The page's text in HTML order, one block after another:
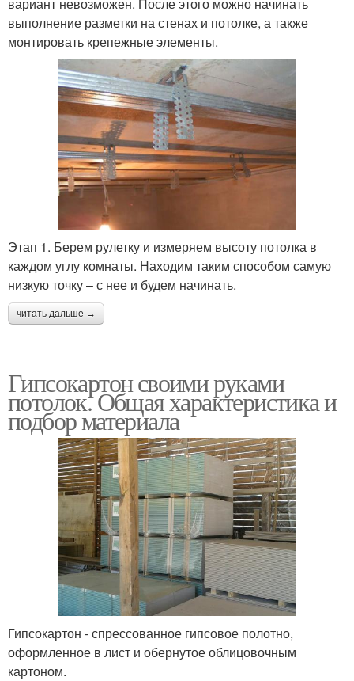
выполнение разметки на стенах и потолке, а также
монтировать крепежные элементы.
Этап 1. Берем рулетку и измеряем высоту потолка в
каждом углу комнаты. Находим таким способом самую
низкую точку – с нее и будем начинать.
читать дальше →
Гипсокартон своими руками
потолок. Общая характеристика и
подбор материала
Гипсокартон - спрессованное гипсовое полотно,
оформленное в лист и обернутое облицовочным
картоном.